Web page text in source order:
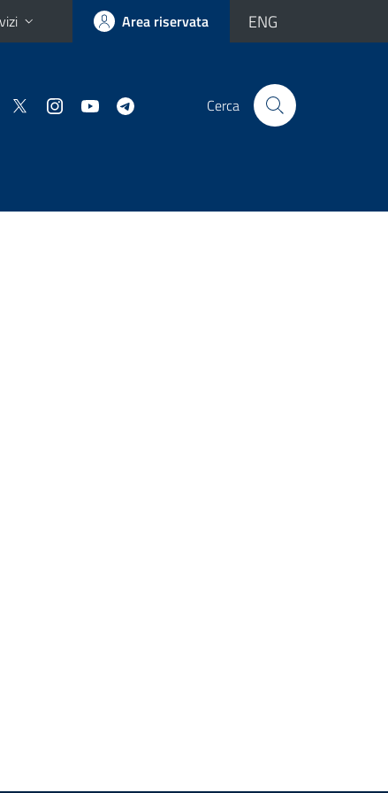
Area riservata ENG
Cerca